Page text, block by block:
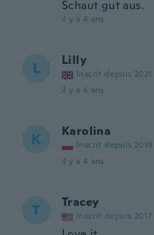
Schaut gut aus.
il y a 4 ans
L Lilly
Inscrit depuis 2021
il y a 4 ans
K Karolina
Inscrit depuis 2019
il y a 4 ans
T Tracey
Inscrit depuis 2017